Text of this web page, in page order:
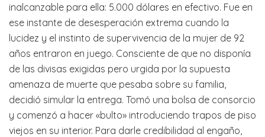
inalcanzable para ella: 5.000 dólares en efectivo. Fue en
ese instante de desesperación extrema cuando la
lucidez y el instinto de supervivencia de la mujer de 92
años entraron en juego. Consciente de que no disponía
de las divisas exigidas pero urgida por la supuesta
amenaza de muerte que pesaba sobre su familia,
decidió simular la entrega. Tomó una bolsa de consorcio
y comenzó a hacer «bulto» introduciendo trapos de piso
viejos en su interior. Para darle credibilidad al engaño,